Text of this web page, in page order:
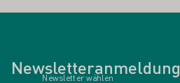
Newsletteranmeldung
Newsletter wählen